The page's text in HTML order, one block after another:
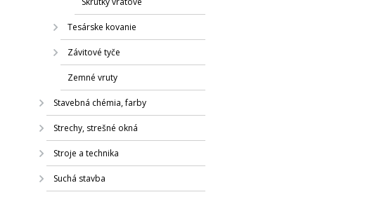
Tesárske kovanie
Závitové tyče
Zemné vruty
Stavebná chémia, farby
Strechy, strešné okná
Stroje a technika
Suchá stavba